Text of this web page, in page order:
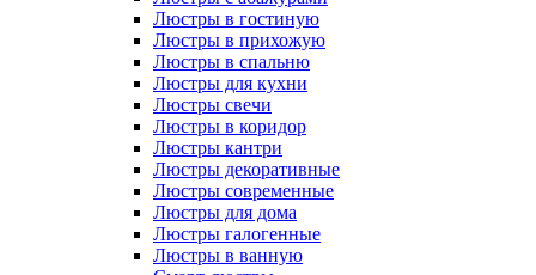
Люстры в гостиную
Люстры в прихожую
Люстры в спальню
Люстры для кухни
Люстры свечи
Люстры в коридор
Люстры кантри
Люстры декоративные
Люстры современные
Люстры для дома
Люстры галогенные
Люстры в ванную